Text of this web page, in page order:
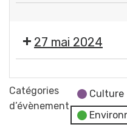
services
des
services
municipaux
27 mai 2024
France
Services
Catégories
d’évènement
Culture